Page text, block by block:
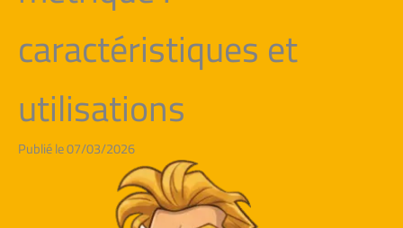
caractéristiques et
utilisations
Publié le 07/03/2026